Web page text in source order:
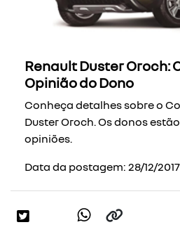
Renault Duster Oroch:
Opinião do Dono
Conheça detalhes sobre o
Duster Oroch. Os donos
opiniões.
Data da postagem: 28/12/2017